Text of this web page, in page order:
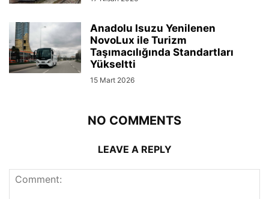
Anadolu Isuzu Yenilenen
NovoLux ile Turizm
Taşımacılığında Standartları
Yükseltti
15 Mart 2026
NO COMMENTS
LEAVE A REPLY